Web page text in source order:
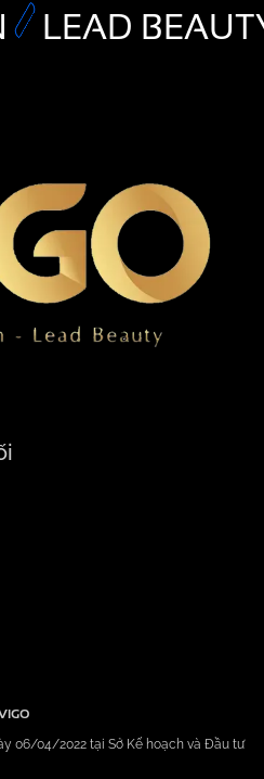
LEAD
06/04/2022 tại Sở Kế hoạch và Đầu tư